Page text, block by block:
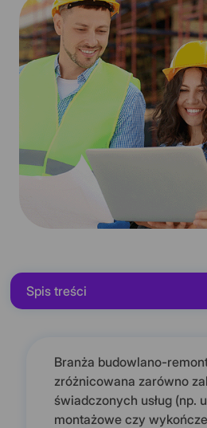
Spis treści
Branża budowlano-
zróżnicowana zarówno
świadczonych usług (np.
montażowe czy